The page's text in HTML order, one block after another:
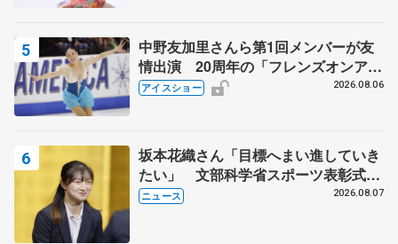
中野友加里さんら第1回メンバーが友
情出演 20周年の「フレンズオンアイ
ス」 宮本賢二さん、有川梨絵さん、
アイスショー 2026.08.06
坂本花織さん「目標へまい進していき
たい」 文部科学省スポーツ表彰式で
代表謝辞
ニュース 2026.08.07